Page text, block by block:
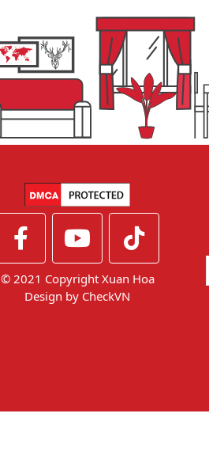
© 2021 Copyright Xuan Hoa
Design by CheckVN